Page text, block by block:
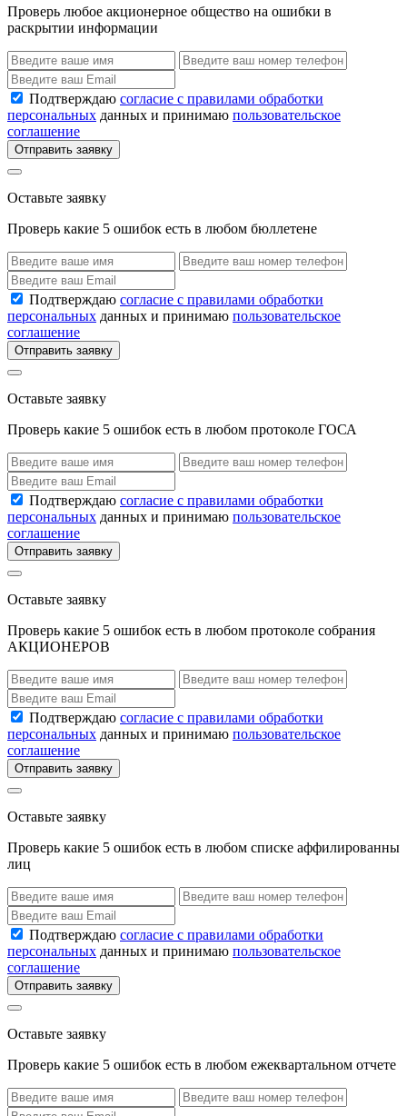
Проверь любое акционерное общество на ошибки в
раскрытии информации
Подтверждаю согласие с правилами обработки
персональных данных и принимаю пользовательское
соглашение
Отправить заявку
Оставьте заявку
Проверь какие 5 ошибок есть в любом бюллетене
Подтверждаю согласие с правилами обработки
персональных данных и принимаю пользовательское
соглашение
Отправить заявку
Оставьте заявку
Проверь какие 5 ошибок есть в любом протоколе ГОСА
Подтверждаю согласие с правилами обработки
персональных данных и принимаю пользовательское
соглашение
Отправить заявку
Оставьте заявку
Проверь какие 5 ошибок есть в любом протоколе собрания
АКЦИОНЕРОВ
Подтверждаю согласие с правилами обработки
персональных данных и принимаю пользовательское
соглашение
Отправить заявку
Оставьте заявку
Проверь какие 5 ошибок есть в любом списке аффилированны
лиц
Подтверждаю согласие с правилами обработки
персональных данных и принимаю пользовательское
соглашение
Отправить заявку
Оставьте заявку
Проверь какие 5 ошибок есть в любом ежеквартальном отчете